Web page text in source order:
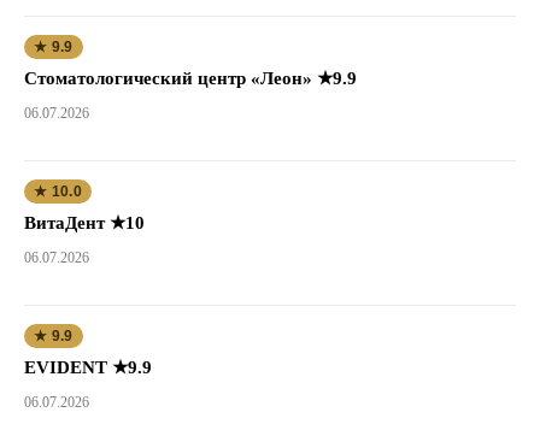
★ 9.9
Стоматологический центр «Леон» ★9.9
06.07.2026
★ 10.0
ВитаДент ★10
06.07.2026
★ 9.9
EVIDENT ★9.9
06.07.2026